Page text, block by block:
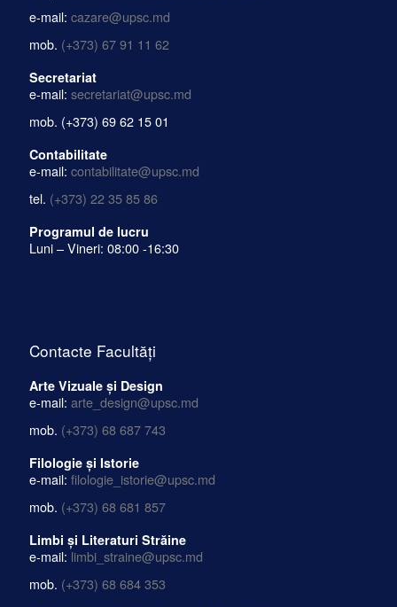
e-mail: cazare@upsc.md
mob. (+373) 67 91 11 62
Secretariat
e-mail: secretariat@upsc.md
mob. (+373) 69 62 15 01
Contabilitate
e-mail: contabilitate@upsc.md
tel. (+373) 22 35 85 86
Programul de lucru
Luni – Vineri: 08:00 -16:30
Contacte Facultăți
Arte Vizuale și Design
e-mail: arte_design@upsc.md
mob. (+373) 68 687 743
Filologie și Istorie
e-mail: filologie_istorie@upsc.md
mob. (+373) 68 681 857
Limbi și Literaturi Străine
e-mail: limbi_straine@upsc.md
mob. (+373) 68 684 353